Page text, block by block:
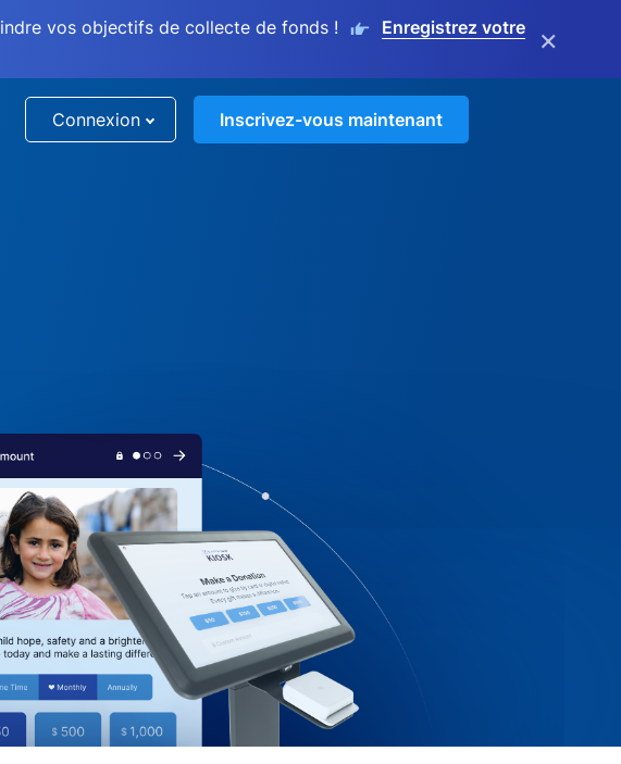
vos objectifs de collecte de fonds !
Enregistrez votre
×
Connexion Inscrivez-vous maintenant